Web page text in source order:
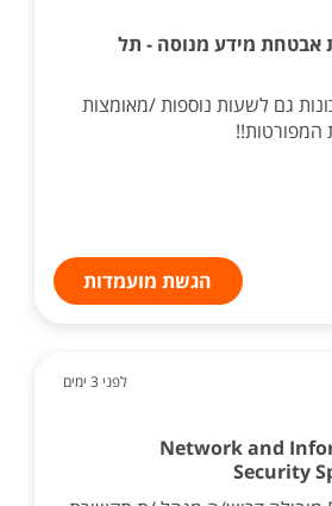
אבטחת מידע מנוסה - תל
גם לשעות נוספות /מאומצות
המפורטות!!
הגשת מועמדות
לפני 3 ימים
Network and
Security